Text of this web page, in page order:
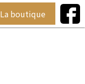
La boutique